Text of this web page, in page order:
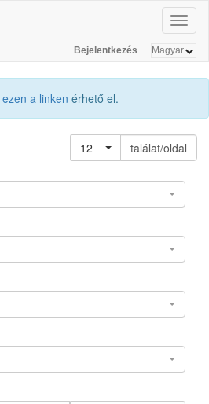
Bejelentkezés
ezen a linken érhető el.
12
találat/oldal